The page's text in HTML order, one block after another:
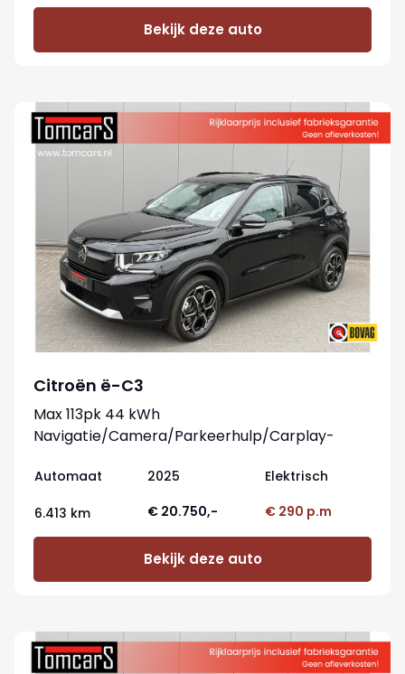
Bekijk deze auto
Citroën ë-C3
Max 113pk 44 kWh
Navigatie/Camera/Parkeerhulp/Carplay-
Automaat 2025 Elektrisch
6.413 km € 20.750,- € 290 p.m
Bekijk deze auto